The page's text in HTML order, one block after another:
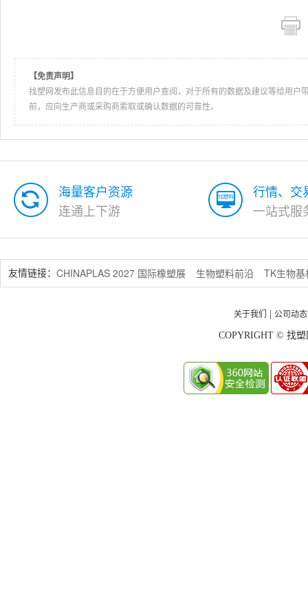
【免责声明】
找塑网发布此信息目的在于方便用户查阅，对于所有的数据及建议等给用
前，应向生产商或采购商索取或确认数据的可靠性。
海量客户资源
连通上下游
行情、交
一站式服
友情链接： CHINAPLAS 2027 国际橡塑展 生物塑料前沿 TK生物
关于我们 公司动态
COPYRIGHT © 找塑